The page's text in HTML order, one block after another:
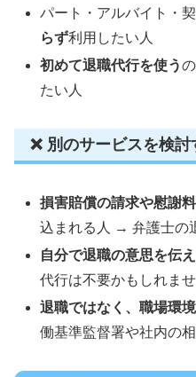
パート・アルバイト・
らず利用したい人
初めて退職代行を使う
たい人
❌ 別のサービスを検討
損害賠償の請求や慰謝
込まれる人 → 弁護士の
自分で退職の意思を伝
代行は不要かもしれま
退職ではなく、職場環
働基準監督署や社内の